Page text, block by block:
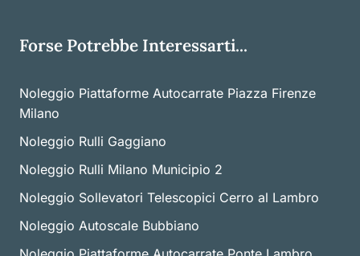
Forse Potrebbe Interessarti...
Noleggio Piattaforme Autocarrate Piazza Firenze
Milano
Noleggio Rulli Gaggiano
Noleggio Rulli Milano Municipio 2
Noleggio Sollevatori Telescopici Cerro al Lambro
Noleggio Autoscale Bubbiano